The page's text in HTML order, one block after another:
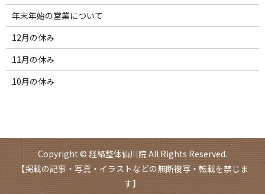
年末年始の営業について
12月の休み
11月の休み
10月の休み
Copyright © 経絡整体仙川院 All Rights Reserved.
【掲載の記事・写真・イラストなどの無断複写・転載を禁じま
す】